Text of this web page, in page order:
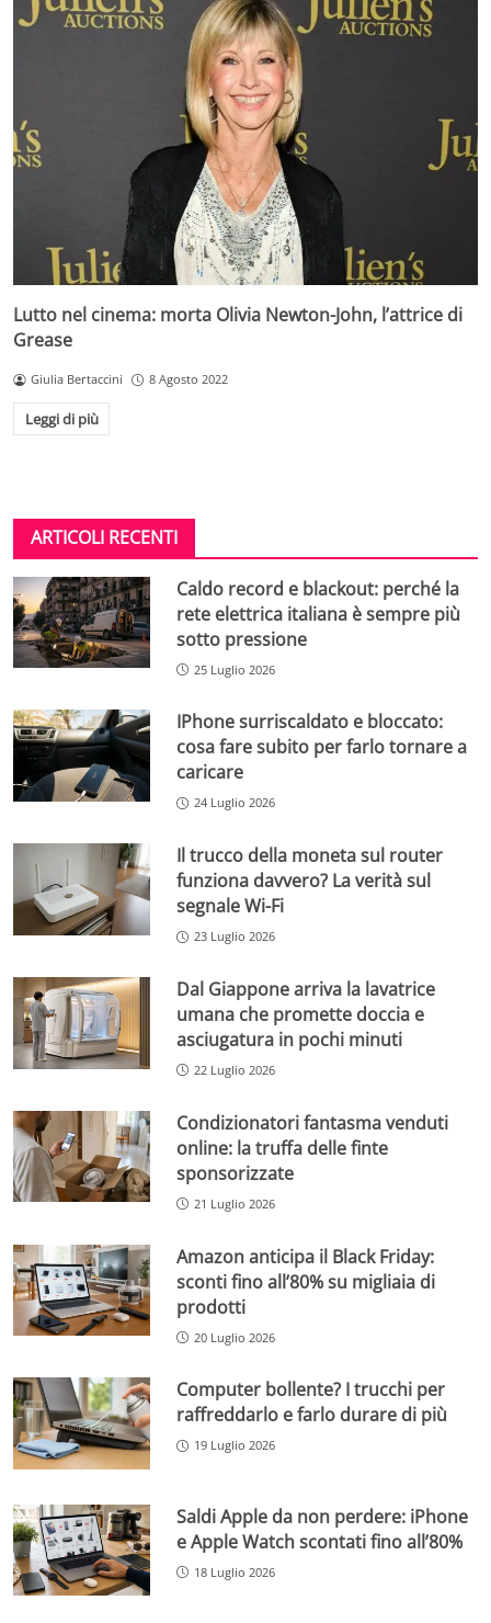
Lutto nel cinema: morta Olivia Newton-John, l’attrice di
Grease
Giulia Bertaccini 8 Agosto 2022
Leggi di più
ARTICOLI RECENTI
Caldo record e blackout: perché la
rete elettrica italiana è sempre più
sotto pressione
25 Luglio 2026
IPhone surriscaldato e bloccato:
cosa fare subito per farlo tornare a
caricare
24 Luglio 2026
Il trucco della moneta sul router
funziona davvero? La verità sul
segnale Wi-Fi
23 Luglio 2026
Dal Giappone arriva la lavatrice
umana che promette doccia e
asciugatura in pochi minuti
22 Luglio 2026
Condizionatori fantasma venduti
online: la truffa delle finte
sponsorizzate
21 Luglio 2026
Amazon anticipa il Black Friday:
sconti fino all’80% su migliaia di
prodotti
20 Luglio 2026
Computer bollente? I trucchi per
raffreddarlo e farlo durare di più
19 Luglio 2026
Saldi Apple da non perdere: iPhone
e Apple Watch scontati fino all’80%
18 Luglio 2026